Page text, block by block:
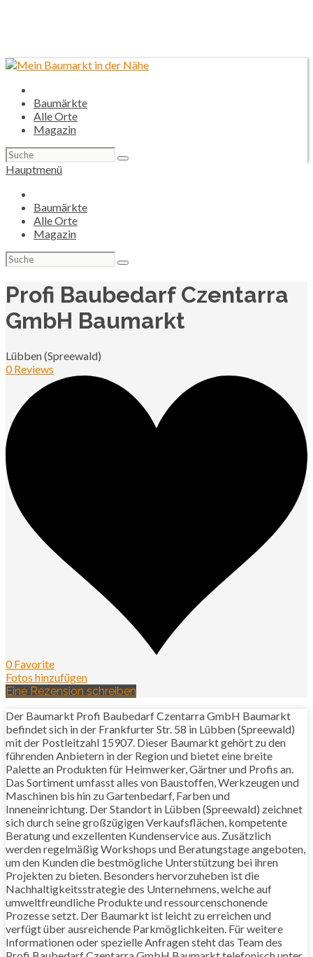
Baumärkte
Alle Orte
Magazin
Suchen
nach:
Hauptmenü
Baumärkte
Alle Orte
Magazin
Suchen
nach:
Profi Baubedarf Czentarra
GmbH Baumarkt
Lübben (Spreewald)
0 Reviews
0 Favorite
Fotos hinzufügen
Eine Rezension schreiben
Der Baumarkt Profi Baubedarf Czentarra GmbH Baumarkt
befindet sich in der Frankfurter Str. 58 in Lübben (Spreewald)
mit der Postleitzahl 15907. Dieser Baumarkt gehört zu den
führenden Anbietern in der Region und bietet eine breite
Palette an Produkten für Heimwerker, Gärtner und Profis an.
Das Sortiment umfasst alles von Baustoffen, Werkzeugen und
Maschinen bis hin zu Gartenbedarf, Farben und
Inneneinrichtung. Der Standort in Lübben (Spreewald) zeichnet
sich durch seine großzügigen Verkaufsflächen, kompetente
Beratung und exzellenten Kundenservice aus. Zusätzlich
werden regelmäßig Workshops und Beratungstage angeboten,
um den Kunden die bestmögliche Unterstützung bei ihren
Projekten zu bieten. Besonders hervorzuheben ist die
Nachhaltigkeitsstrategie des Unternehmens, welche auf
umweltfreundliche Produkte und ressourcenschonende
Prozesse setzt. Der Baumarkt ist leicht zu erreichen und
verfügt über ausreichende Parkmöglichkeiten. Für weitere
Informationen oder spezielle Anfragen steht das Team des